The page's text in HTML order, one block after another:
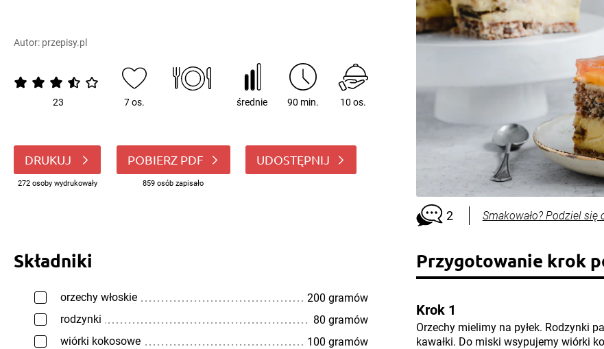
Autor: przepisy.pl
23 7 os. średnie 90 min. 10 os.
DRUKUJ
272 osoby wydrukowały
POBIERZ PDF
859 osób zapisało
UDOSTĘPNIJ
2 Smakowało? Podziel się
Składniki
orzechy włoskie
200 gramów
rodzynki
80 gramów
wiórki kokosowe
100 gramów
Przygotowanie krok
Krok 1
Orzechy mielimy na pyłek. Rodzynki
kawałki. Do miski wsypujemy wiórki